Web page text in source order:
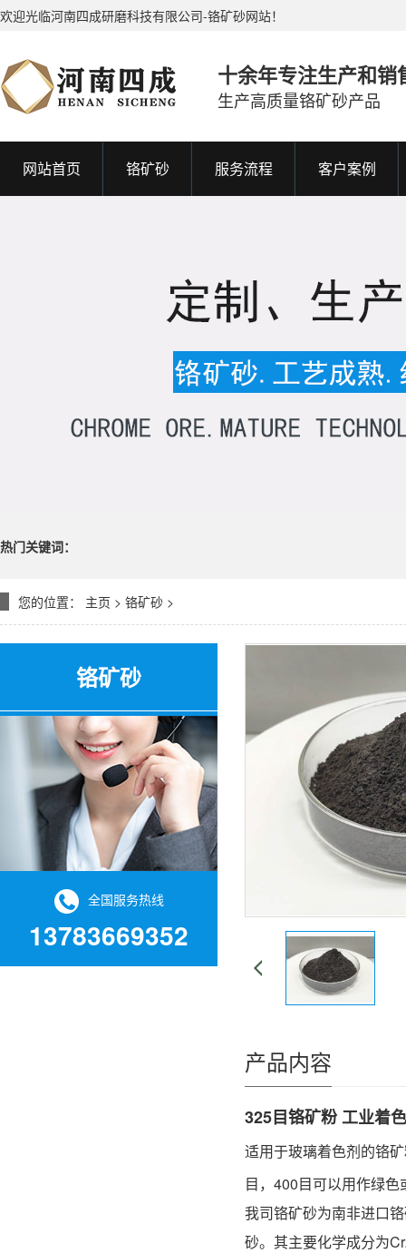
欢迎光临河南四成研磨科技有限公司-铬矿砂网站！
十余年专注生产和销
生产高质量铬矿砂产品
网站首页 铬矿砂 服务流程 客户案例
热门关键词：
您的位置： 主页 > 铬矿砂 >
铬矿砂
全国服务热线
13783669352
产品内容
325目铬矿粉 工业着
适用于玻璃着色剂的铬
目，400目可以用作绿
我司铬矿砂为南非进口
砂。其主要化学成分为